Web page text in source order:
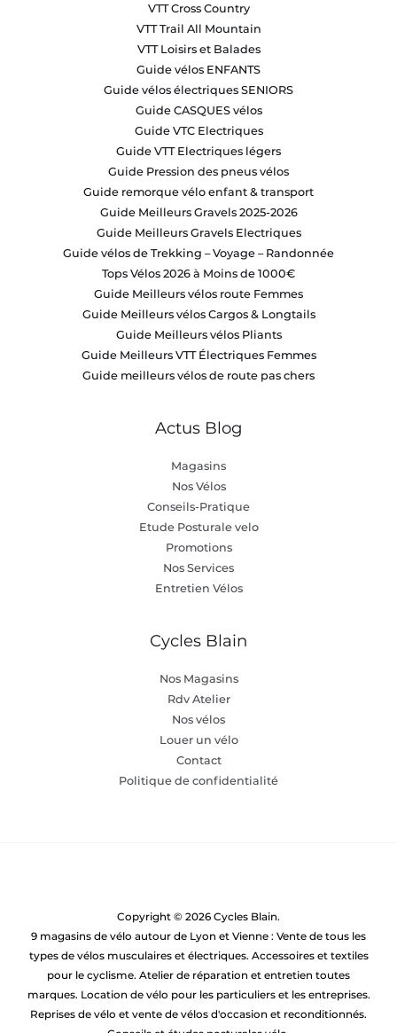
VTT Cross Country
VTT Trail All Mountain
VTT Loisirs et Balades
Guide vélos ENFANTS
Guide vélos électriques SENIORS
Guide CASQUES vélos
Guide VTC Electriques
Guide VTT Electriques légers
Guide Pression des pneus vélos
Guide remorque vélo enfant & transport
Guide Meilleurs Gravels 2025-2026
Guide Meilleurs Gravels Electriques
Guide vélos de Trekking – Voyage – Randonnée
Tops Vélos 2026 à Moins de 1000€
Guide Meilleurs vélos route Femmes
Guide Meilleurs vélos Cargos & Longtails
Guide Meilleurs vélos Pliants
Guide Meilleurs VTT Électriques Femmes
Guide meilleurs vélos de route pas chers
Actus Blog
Magasins
Nos Vélos
Conseils-Pratique
Etude Posturale velo
Promotions
Nos Services
Entretien Vélos
Cycles Blain
Nos Magasins
Rdv Atelier
Nos vélos
Louer un vélo
Contact
Politique de confidentialité
Copyright © 2026 Cycles Blain.
9 magasins de vélo autour de Lyon et Vienne : Vente de tous les
types de vélos musculaires et électriques. Accessoires et textiles
pour le cyclisme. Atelier de réparation et entretien toutes
marques. Location de vélo pour les particuliers et les entreprises.
Reprises de vélo et vente de vélos d'occasion et reconditionnés.